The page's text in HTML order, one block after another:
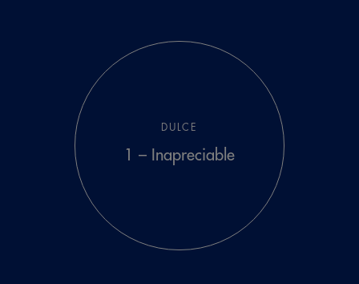
DULCE
1 – Inapreciable